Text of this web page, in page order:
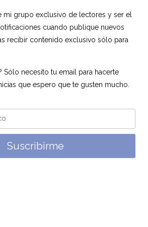
mi grupo exclusivo de lectores y ser el
cuando publique nuevos
recibir contenido exclusivo sólo para
Sólo necesito tu email para hacerte
que espero que te gusten mucho.
Suscribirme